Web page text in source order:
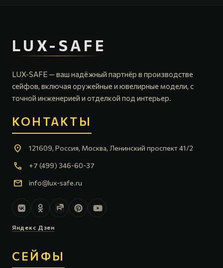
LUX-SAFE
LUX-SAFE — ваш надёжный партнёр в производстве
сейфов, включая оружейные и ювелирные модели, с
точной инженерией и отделкой под интерьер.
КОНТАКТЫ
location_on 121609, Россия, Москва, Ленинский проспект 41/2
call +7 (499) 346-60-37
mail info@lux-safe.ru
Яндекс Дзен
СЕЙФЫ